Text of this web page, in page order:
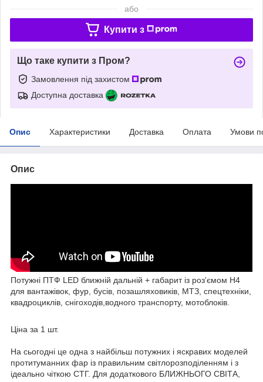
або
Купити з
Що таке купити з Пром?
Замовлення під захистом
Доступна доставка
Опис Характеристики Доставка Оплата Умови
Опис
Потужні ПТФ LED ближній дальній + габарит із роз'ємом H4
для вантажівок, фур, бусів, позашляховиків, МТЗ, спецтехніки,
квадроциклів, снігоходів,водного транспорту, мотоблоків.
Ціна за 1 шт.
На сьогодні це одна з найбільш потужних і яскравих моделей
протитуманних фар із правильним світлорозподіленням і з
ідеально чіткою СТГ. Для додаткового БЛИЖНЬОГО СВІТА,